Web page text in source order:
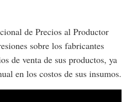
de Precios al Productor
sobre los fabricantes
de venta de sus productos, ya
en los costos de sus insumos.